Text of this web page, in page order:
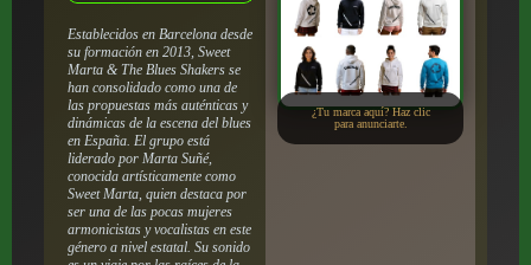
Establecidos en Barcelona desde
su formación en 2013, Sweet
Marta & The Blues Shakers se
han consolidado como una de
las propuestas más auténticas y
dinámicas de la escena del blues
en España. El grupo está
liderado por Marta Suñé,
conocida artísticamente como
Sweet Marta, quien destaca por
ser una de las pocas mujeres
armonicistas y vocalistas en este
género a nivel estatal. Su sonido
¿Tu marca aquí? Haz clic
para anunciarte.